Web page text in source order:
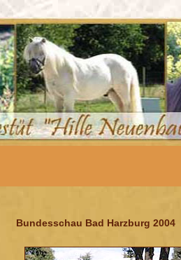
Bundesschau Bad Harzburg 2004